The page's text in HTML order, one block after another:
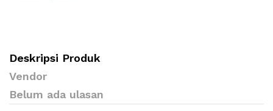
Deskripsi Produk
Vendor
Belum ada ulasan